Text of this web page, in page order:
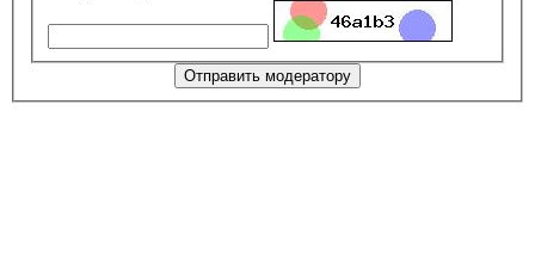
Отправить модератору